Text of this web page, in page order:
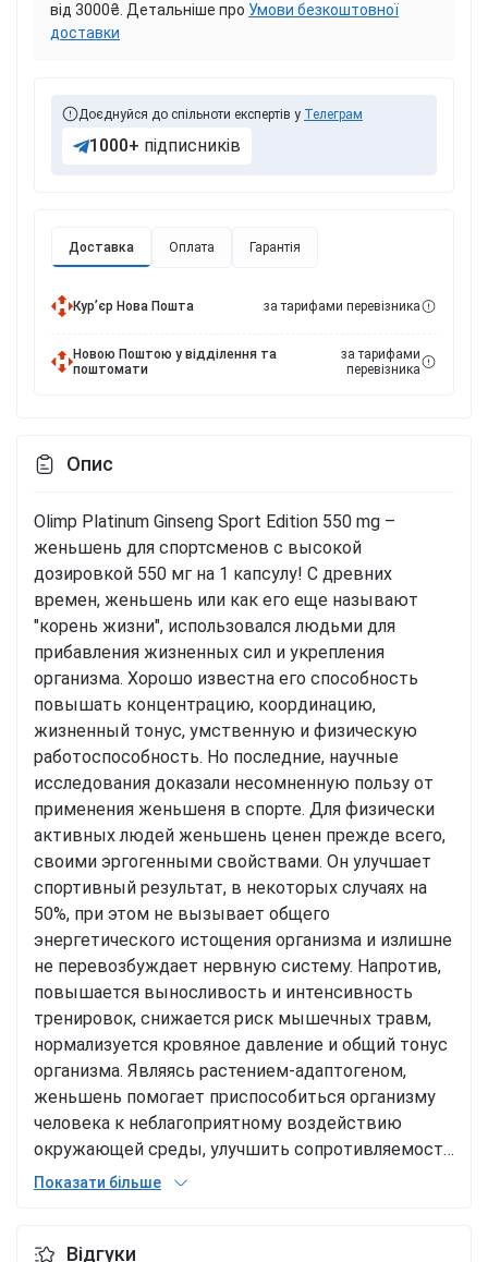
Доставка Оплата Гарантія
Курʼєр Нова Пошта за тарифами перевізника
Новою Поштою у відділення та
поштомати
за тарифами
перевізника
від 3000₴. Детальніше про Умови безкоштовної
доставки
Доєднуйся до спільноти експертів у Телеграм
1000+ підписників
Опис
Olimp Platinum Ginseng Sport Edition 550 mg –
женьшень для спортсменов с высокой
дозировкой 550 мг на 1 капсулу! С древних
времен, женьшень или как его еще называют
"корень жизни", использовался людьми для
прибавления жизненных сил и укрепления
организма. Хорошо известна его способность
повышать концентрацию, координацию,
жизненный тонус, умственную и физическую
работоспособность. Но последние, научные
исследования доказали несомненную пользу от
применения женьшеня в спорте. Для физически
активных людей женьшень ценен прежде всего,
своими эргогенными свойствами. Он улучшает
спортивный результат, в некоторых случаях на
50%, при этом не вызывает общего
энергетического истощения организма и излишне
не перевозбуждает нервную систему. Напротив,
повышается выносливость и интенсивность
тренировок, снижается риск мышечных травм,
нормализуется кровяное давление и общий тонус
организма. Являясь растением-адаптогеном,
женьшень помогает приспособиться организму
человека к неблагоприятному воздействию
окружающей среды, улучшить сопротивляемость
к различного рода заболеваниям. Доказано, что
гипофизарно-надпочечниковые системы и
Показати більше
Відгуки